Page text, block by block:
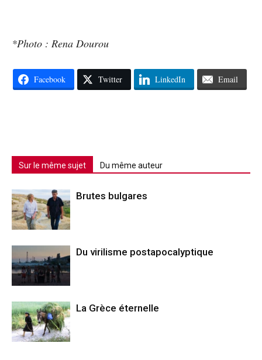
*Photo : Rena Dourou
Facebook Twitter LinkedIn Email
Sur le même sujet Du même auteur
Brutes bulgares
Du virilisme postapocalyptique
La Grèce éternelle